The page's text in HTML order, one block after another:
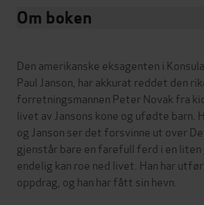
Om boken
Den amerikanske eksagenten i
Paul Janson, har akkurat reddet den
forretningsmannen Peter Novak fra
livet av Jansons kone og ufødte barn.
og Janson ser det forsvinne ut over
gjenstår bare en farefull ferd i en liten
endelig kan roe ned livet. Han har
oppdrag, og han har fått sin hevn.